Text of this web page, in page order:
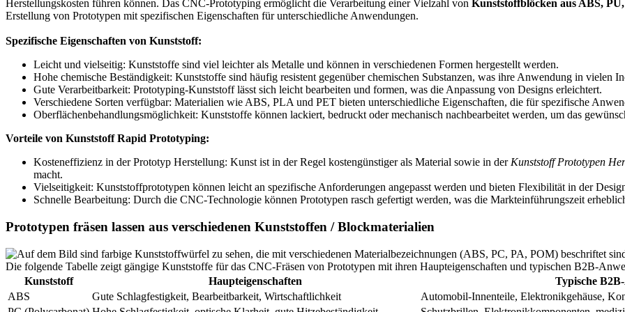
Herstellungskosten führen können. Das CNC-Prototyping ermöglicht die Verarbeitung einer Vielzahl von Kunststoffblöcken aus ABS,
Erstellung von Prototypen mit spezifischen Eigenschaften für unterschiedliche Anwendungen.
Spezifische Eigenschaften von Kunststoff:
Leicht und vielseitig: Kunststoffe sind viel leichter als Metalle und können in verschiedenen Formen hergestellt werden.
Hohe chemische Beständigkeit: Kunststoffe sind häufig resistent gegenüber chemischen Substanzen, was ihre Anwendung in vielen
Gute Verarbeitbarkeit: Prototyping-Kunststoff lässt sich leicht bearbeiten und formen, was die Anpassung von Designs erleichtert.
Verschiedene Sorten verfügbar: Materialien wie ABS, PLA und PET bieten unterschiedliche Eigenschaften, die für spezifische
Oberflächenbehandlungsmöglichkeit: Kunststoffe können lackiert, bedruckt oder mechanisch nachbearbeitet werden, um das
Vorteile von Kunststoff Rapid Prototyping:
Kosteneffizienz in der Prototyp Herstellung: Kunst ist in der Regel kostengünstiger als Material sowie in der Kunststoff Prototypen
macht.
Vielseitigkeit: Kunststoffprototypen können leicht an spezifische Anforderungen angepasst werden und bieten Flexibilität in der
Schnelle Bearbeitung: Durch die CNC-Technologie können Prototypen rasch gefertigt werden, was die Markteinführungszeit
Prototypen fräsen lassen aus verschiedenen Kunststoffen / Blockmaterialien
Die folgende Tabelle zeigt gängige Kunststoffe für das CNC-Fräsen von Prototypen mit ihren Haupteigenschaften und typischen B2B-
Kunststoff
Haupteigenschaften
Typische
ABS
Gute Schlagfestigkeit, Bearbeitbarkeit, Wirtschaftlichkeit
Automobil-Innenteile, Elektronikgehäuse,